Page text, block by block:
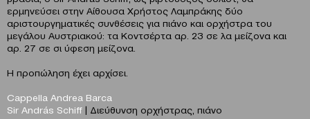
ερμηνεύσει στην Αίθουσα Χρήστος Λαμπράκης δύο
αριστουργηματικές συνθέσεις για πιάνο και ορχήστρα του
μεγάλου Αυστριακού: τα Κοντσέρτα αρ. 23 σε λα μείζονα και
αρ. 27 σε σι ύφεση μείζονα.
Η προπώληση έχει αρχίσει.
Cappella Andrea Barca
Sir András Schiff | Διεύθυνση ορχήστρας, πιάνο